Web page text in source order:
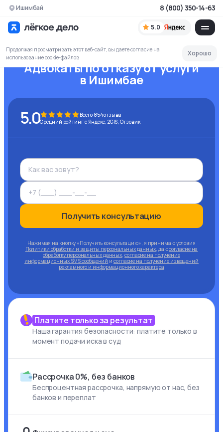
Ишимбай
5.0
8 (800) 350-14-63
Продолжая просматривать этот веб-сайт, вы даете согласие на
использование cookie-файлов
Хорошо
Адвокаты по отказу от услуги
в Ишимбае
5.0 Всего 854отзыва
Средний рейтинг с Яндекс, 2GIS, Отзовик
Получить консультацию
Нажимая на кнопку «Получить консультацию», я принимаю условия
Политики обработки и защиты персональных данных, даюсогласие на
обработку персональных данных, согласие на получение
информационных SMS сообщений и согласие на получение извещений
рекламного и информационного характера
Платите только за результат
Наша гарантия безопасности: платите только в
момент подачи иска в суд
Рассрочка 0%, без банков
Беспроцентная рассрочка, напрямую от нас, без
банков и переплат